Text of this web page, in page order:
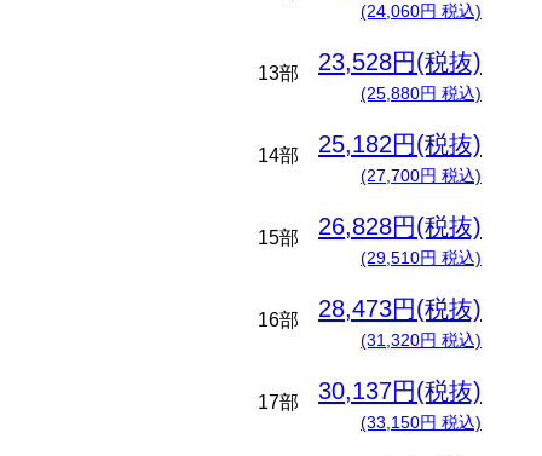
(24,060円 税込)
13部 23,528円(税抜)
(25,880円 税込)
14部 25,182円(税抜)
(27,700円 税込)
15部 26,828円(税抜)
(29,510円 税込)
16部 28,473円(税抜)
(31,320円 税込)
17部 30,137円(税抜)
(33,150円 税込)